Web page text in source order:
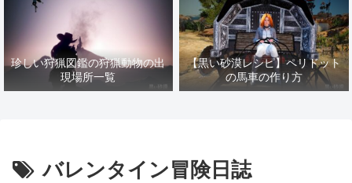
珍しい狩猟図鑑の狩猟動物の出
現場所一覧
【黒い砂漠レシピ】ペリドット
の馬車の作り方
バレンタイン冒険日誌